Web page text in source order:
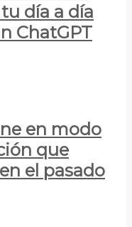
día a día
ChatGPT
en modo
que
el pasado